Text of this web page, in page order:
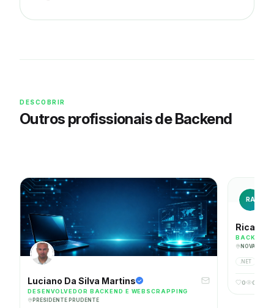
DESCOBRIR
Outros profissionais de Backend
Luciano Da Silva Martins
DESENVOLVEDOR BACKEND E WEBSCRAPPING
PRESIDENTE PRUDENTE
RA
Ricardo
BACKEND
NOVA LIMA
.NET
0 0